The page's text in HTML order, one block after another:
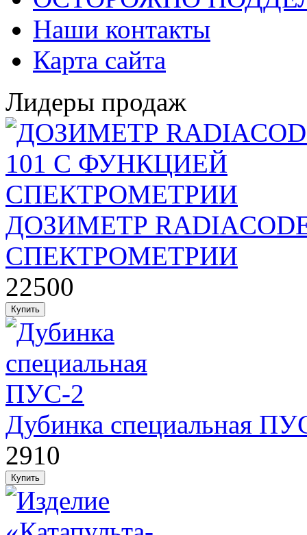
Наши контакты
Карта сайта
Лидеры продаж
ДОЗИМЕТР
СПЕКТРОМЕТРИИ
22500
Дубинка специальная
2910